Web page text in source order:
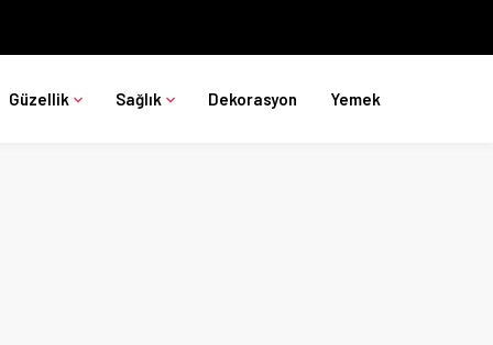
Güzellik Sağlık Dekorasyon Yemek